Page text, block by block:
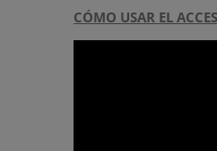
CÓMO USAR EL